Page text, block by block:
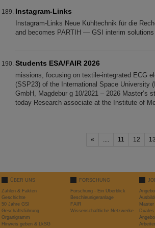
Instagram-Links
Instagram-Links Neue Kühltechnik für die
and becomes PARTIH — GSI interim
Students ESA/FAIR 2026
missions, focusing on textile-integrated ECG
(SSP23) of the International Space University
GmbH, Magdebur g 10/2021 – 2026 Master’s
today Research associate at the Institute of
« .... 11 12 13
ÜBER UNS
Zahlen & Fakten
Geschichte
50 Jahre GSI
Geschäftsführung
Organigramm
Hinweis geben & LkSG
FORSCHUNG
Forschung - Ein Überblick
Beschleunigeranlage
FAIR
Wissenschaftliche Netzwerke